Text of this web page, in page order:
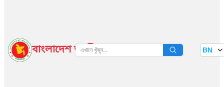
বাংলাদেশ জাতীয় তথ্য বাতায়ন BN